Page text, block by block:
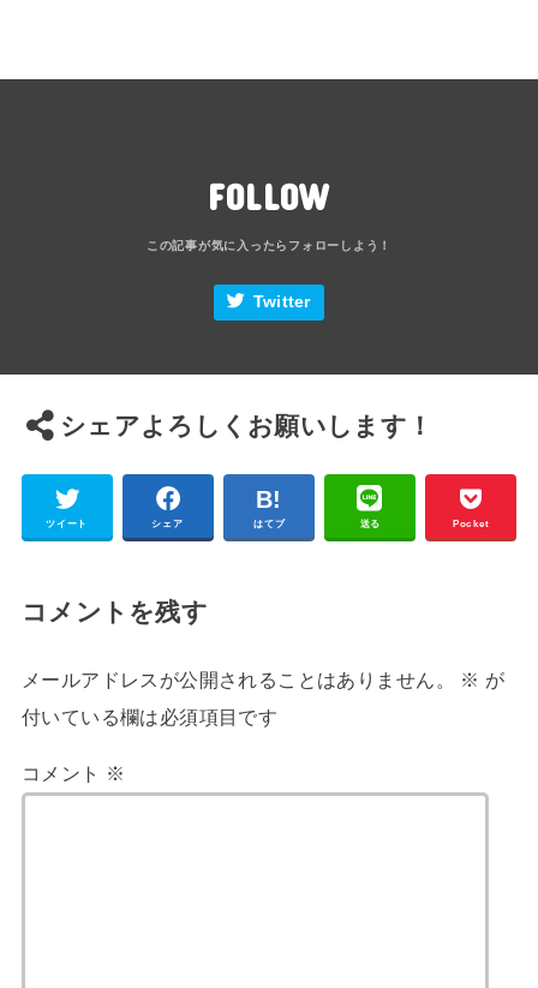
FOLLOW
Twitter
シェアよろしくお願いします！
ツイート シェア はてブ 送る Pocket
コメントを残す
メールアドレスが公開されることはありません。 ※ が
付いている欄は必須項目です
コメント ※